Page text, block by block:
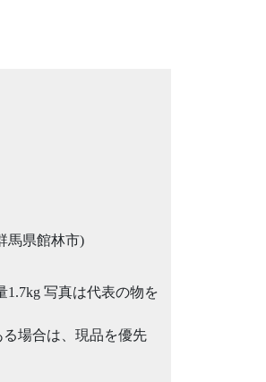
馬県館林市)
1.7kg 写真は代表の物を
場合は、現品を優先